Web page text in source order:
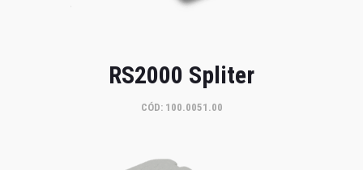
RS2000 Spliter
CÓD: 100.0051.00